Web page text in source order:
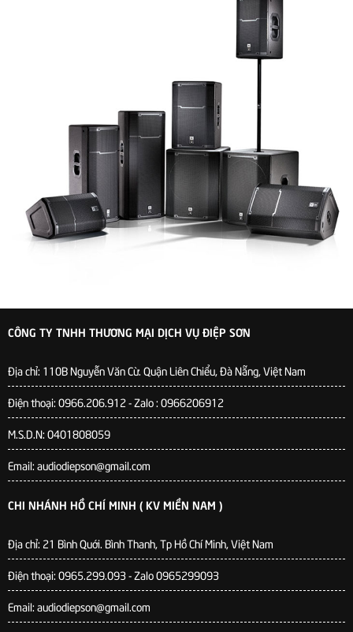
CÔNG TY TNHH THƯƠNG MẠI DỊCH VỤ ĐIỆP SƠN
Địa chỉ: 110B Nguyễn Văn Cừ. Quận Liên Chiểu, Đà Nẵng, Việt Nam
Điện thoại: 0966.206.912 - Zalo : 0966206912
M.S.D.N: 0401808059
Email: audiodiepson@gmail.com
CHI NHÁNH HỒ CHÍ MINH ( KV MIỀN NAM )
Địa chỉ: 21 Bình Quới. Bình Thanh, Tp Hồ Chí Minh, Việt Nam
Điện thoại: 0965.299.093 - Zalo 0965299093
Email: audiodiepson@gmail.com